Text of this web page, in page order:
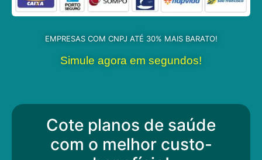
EMPRESAS COM CNPJ ATÉ 30% MAIS BARATO!
Simule agora em segundos!
Cote planos de saúde
com o melhor custo-